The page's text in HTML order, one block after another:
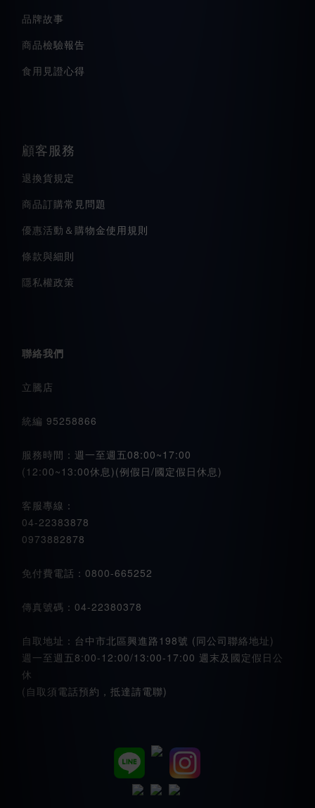
品牌故事
商品檢驗報告
食用見證心得
顧客服務
退換貨規定
商品訂購常見問題
優惠活動＆購物金使用規則
條款與細則
隱私權政策
聯絡我們
立騰店
統編 95258866
服務時間：週一至週五08:00~17:00
(12:00~13:00休息)(例假日/國定假日休息)
客服專線：
04-22383878
0973882878
免付費電話：0800-665252
傳真號碼：04-22380378
自取地址：台中市北區興進路198號 (同公司聯絡地址)
週一至週五8:00-12:00/13:00-17:00 週末及國定假日公
休
(自取須電話預約，抵達請電聯)